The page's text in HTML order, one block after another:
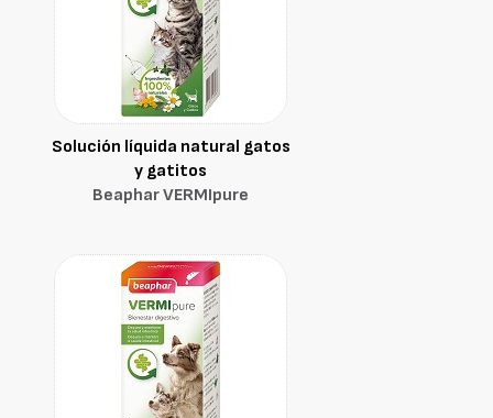
Solución líquida natural gatos
y gatitos
Beaphar VERMIpure